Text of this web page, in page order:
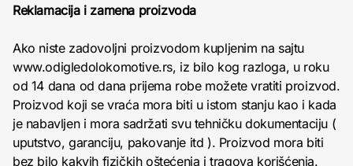
Reklamacija i zamena proizvoda
Ako niste zadovoljni proizvodom kupljenim na sajtu
www.odigledolokomotive.rs, iz bilo kog razloga, u roku
od 14 dana od dana prijema robe možete vratiti proizvod.
Proizvod koji se vraća mora biti u istom stanju kao i kada
je nabavljen i mora sadržati svu tehničku dokumentaciju (
uputstvo, garanciju, pakovanje itd ). Proizvod mora biti
bez bilo kakvih fizičkih oštećenja i tragova korišćenja.